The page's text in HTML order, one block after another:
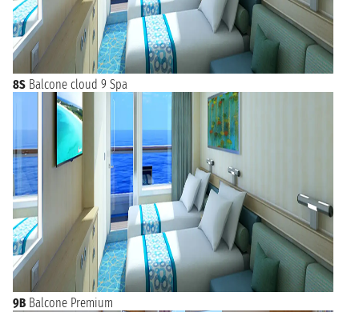
8S Balcone cloud 9 Spa
9B Balcone Premium